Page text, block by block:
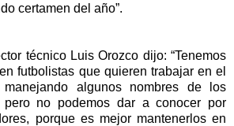
certamen del año”.
técnico Luis Orozco dijo: “Tenemos
futbolistas que quieren trabajar en el
algunos nombres de los
pero no podemos dar a conocer por
porque es mejor mantenerlos en